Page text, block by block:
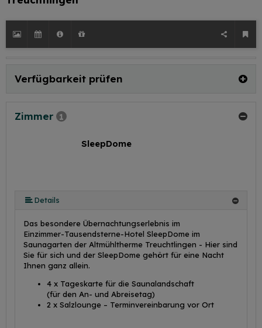
Verfügbarkeit prüfen
Zimmer 1
SleepDome
Details
Das besondere Übernachtungserlebnis im
Einzimmer-Tausendsterne-Hotel SleepDome im
Saunagarten der Altmühltherme Treuchtlingen - Hier sind
Sie für sich und der SleepDome gehört für eine Nacht
Ihnen ganz allein.
4 x Tageskarte für die Saunalandschaft
(für den An- und Abreisetag)
2 x Salzlounge – Terminvereinbarung vor Ort